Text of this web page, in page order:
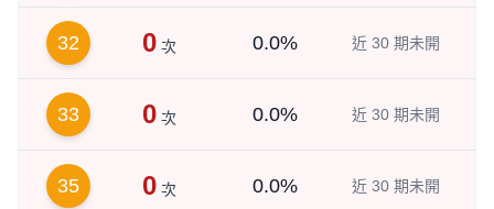
32 0 次 0.0% 近 30 期未開
33 0 次 0.0% 近 30 期未開
35 0 次 0.0% 近 30 期未開